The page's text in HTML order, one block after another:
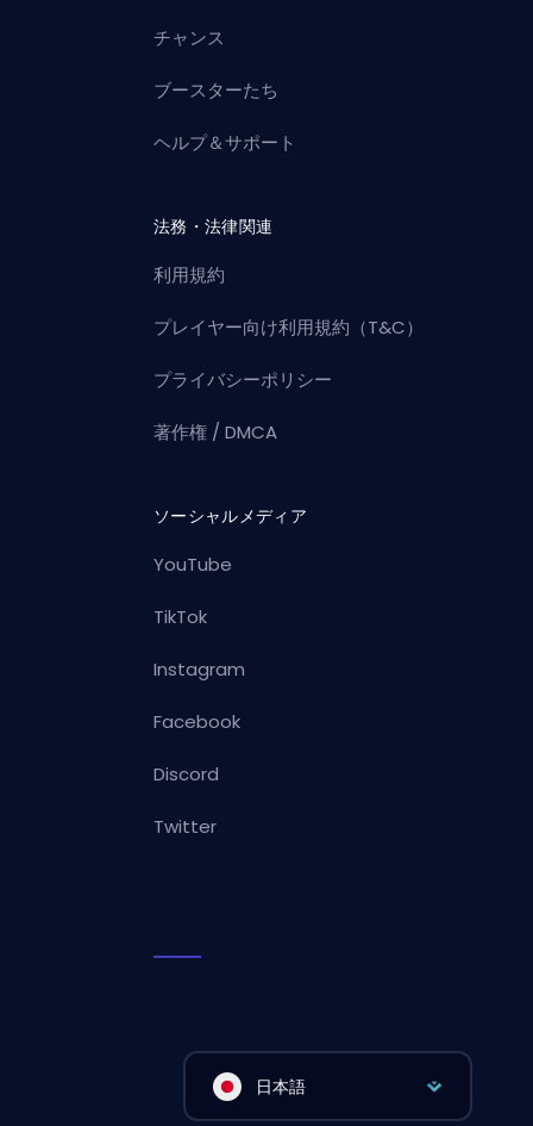
チャンス
ブースターたち
ヘルプ＆サポート
法務・法律関連
利用規約
プレイヤー向け利用規約（T&C）
プライバシーポリシー
著作権 / DMCA
ソーシャルメディア
YouTube
TikTok
Instagram
Facebook
Discord
Twitter
日本語